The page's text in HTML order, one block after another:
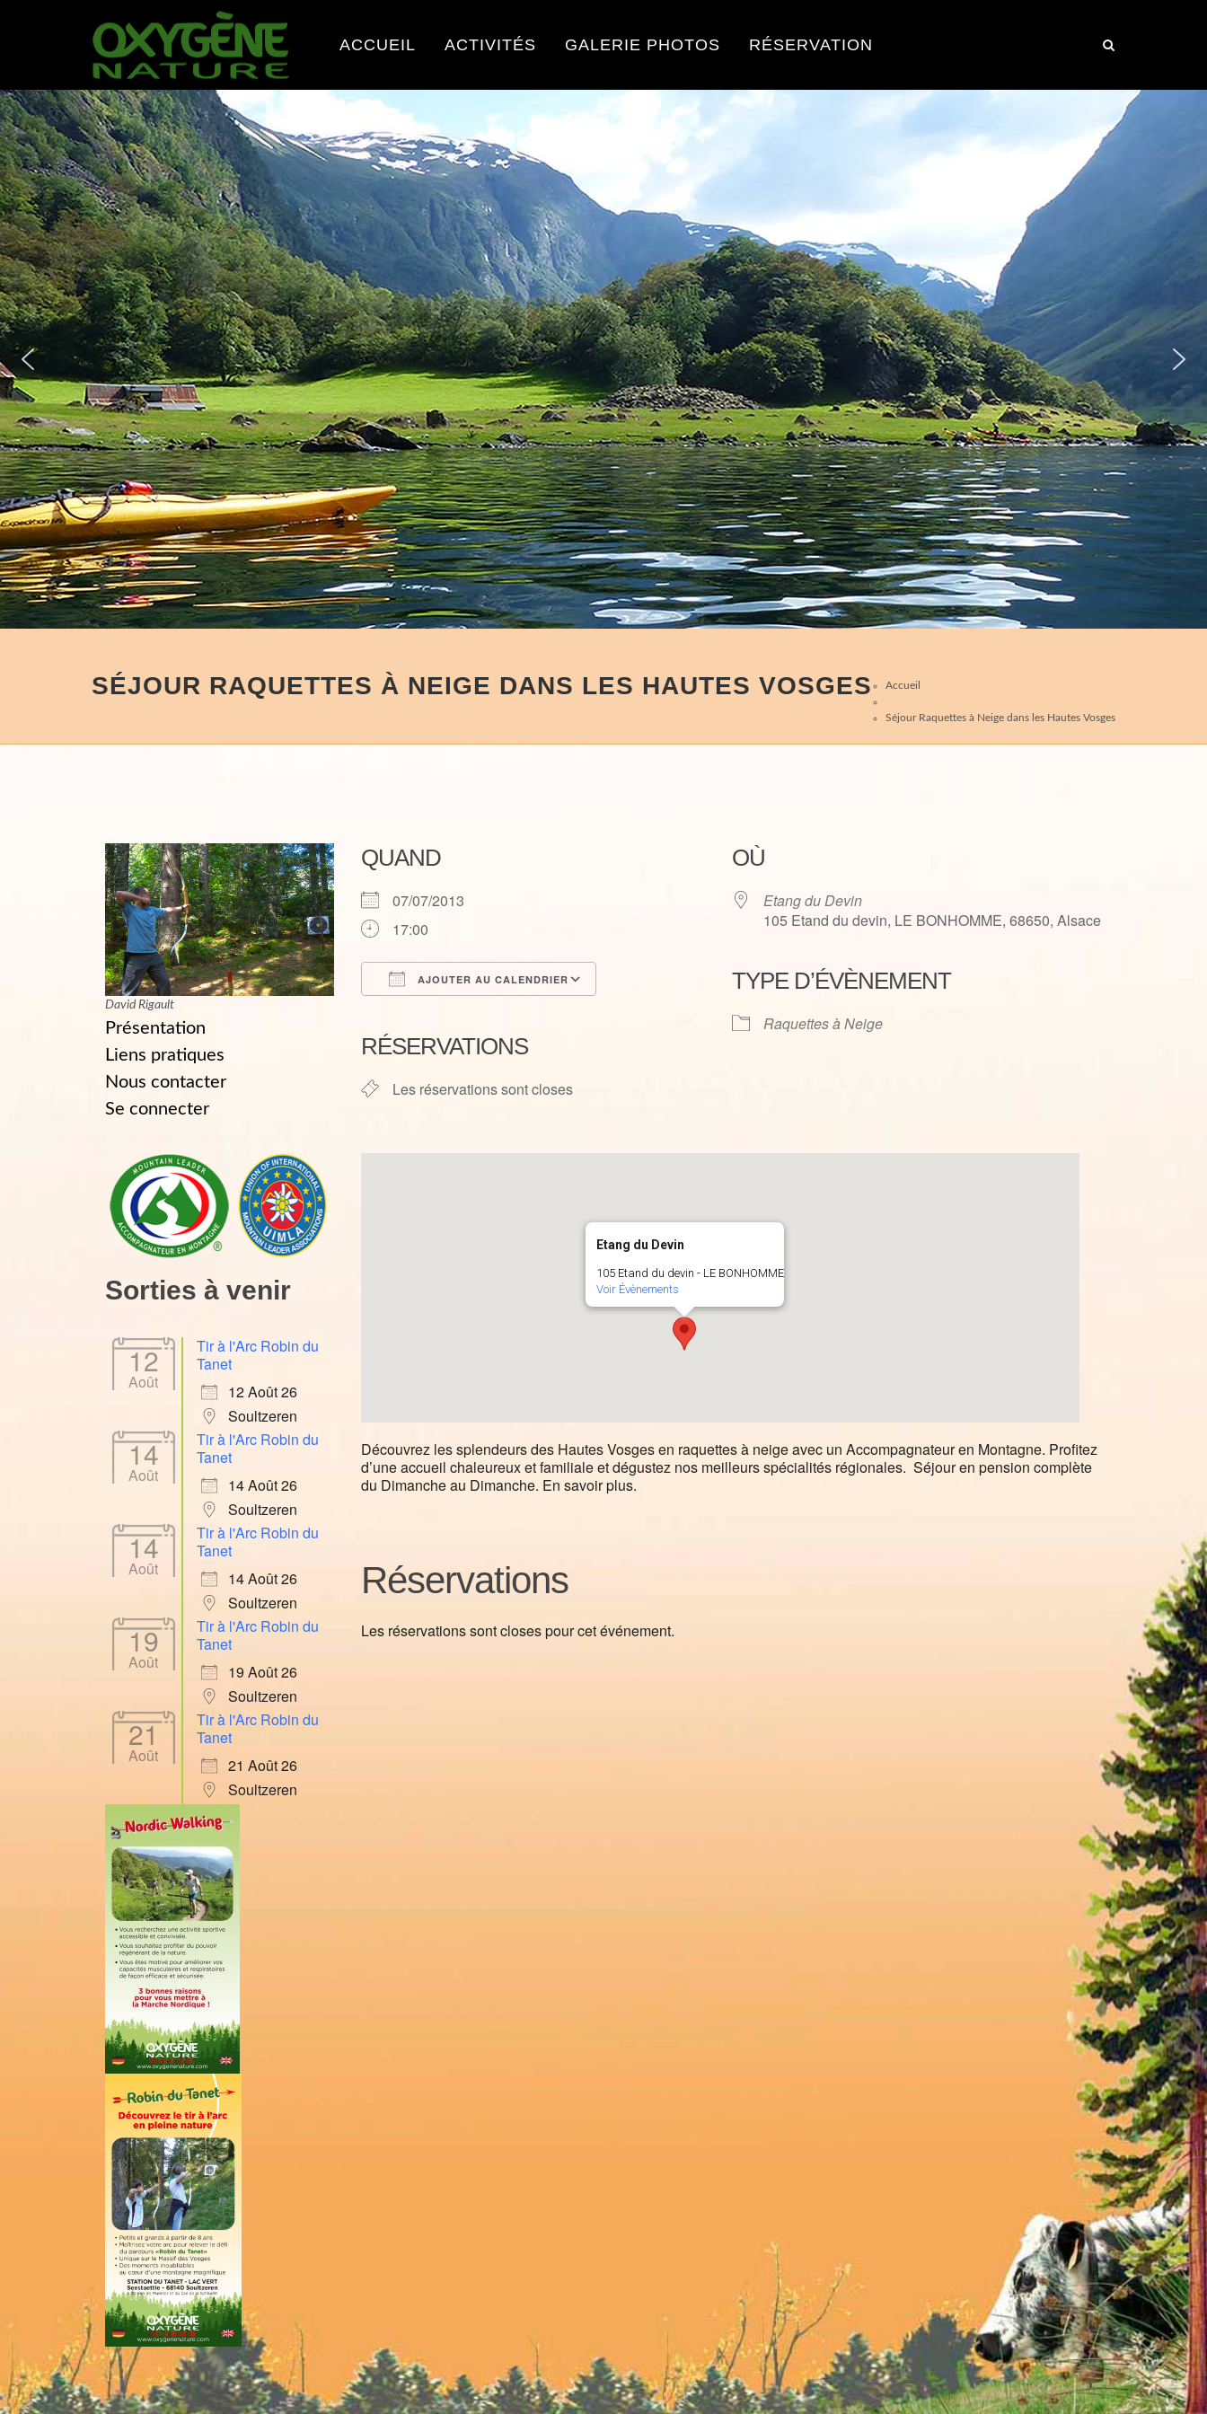
ACCUEIL ACTIVITÉS GALERIE PHOTOS RÉSERVATION
SÉJOUR RAQUETTES À NEIGE DANS LES HAUTES VOSGES Accueil
Séjour Raquettes à Neige dans les Hautes Vosges
QUAND
07/07/2013
17:00
AJOUTER AU CALENDRIER
RÉSERVATIONS
Les réservations sont closes
OÙ
Etang du Devin
105 Etand du devin, LE BONHOMME, 68650, Alsace
TYPE D’ÉVÈNEMENT
Raquettes à Neige
Etang du Devin
105 Etand du devin - LE BONHOMME
Voir Évènements
Découvrez les splendeurs des Hautes Vosges en raquettes à neige avec un Accompagnateur en Montagne. Profitez
d’une accueil chaleureux et familiale et dégustez nos meilleurs spécialités régionales. Séjour en pension complète
du Dimanche au Dimanche. En savoir plus.
Réservations
Les réservations sont closes pour cet événement.
David Rigault
Présentation
Liens pratiques
Nous contacter
Se connecter
Sorties à venir
12
Août
Tir à l'Arc Robin du
Tanet
12 Août 26
Soultzeren
14
Août
Tir à l'Arc Robin du
Tanet
14 Août 26
Soultzeren
14
Août
Tir à l'Arc Robin du
Tanet
14 Août 26
Soultzeren
19
Août
Tir à l'Arc Robin du
Tanet
19 Août 26
Soultzeren
21
Août
Tir à l'Arc Robin du
Tanet
21 Août 26
Soultzeren